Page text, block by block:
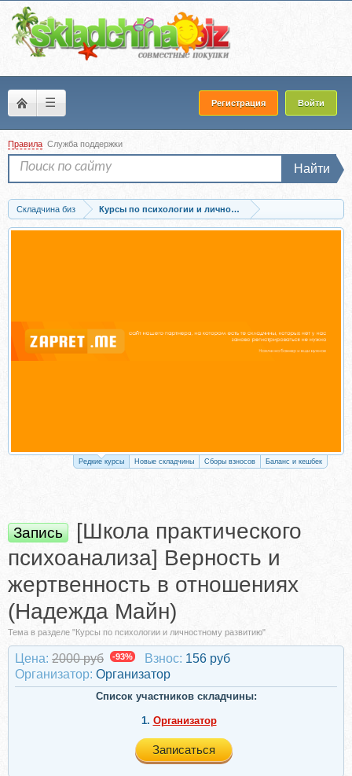
☰ Регистрация Войти
Правила Служба поддержки
Найти
Складчина биз
Курсы по психологии и личностному развитию
Запись [Школа практического психоанализа] Верность и жертвенность в...
Редкие курсы Новые складчины Сборы взносов Баланс и кешбек
Запись
[Школа практического
психоанализа] Верность и
жертвенность в отношениях
(Надежда Майн)
Тема в разделе "Курсы по психологии и личностному развитию"
Цена: 2000 руб -93% Взнос: 156 руб
Организатор: Организатор
Список участников складчины:
1. Организатор
Записаться